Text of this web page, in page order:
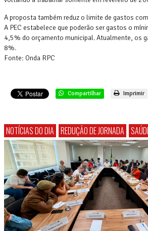
A proposta também reduz o limite de gastos
A PEC estabelece que poderão ser gastos o
4,5% do orçamento municipal. Atualmente, os
8%.
Fonte: Onda RPC
Compartilhar Imprimir
NOTÍCIAS DO DIA REDUÇÃO DE JORNADA